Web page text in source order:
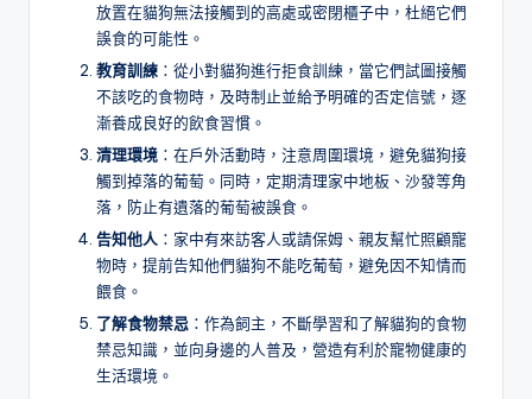
放置在貓狗無法接觸到的高處或密閉櫃子中，杜絕它們
誤食的可能性。
教育訓練 ：從小對貓狗進行拒食訓練，當它們試圖接觸
不該吃的食物時，及時制止並給予明確的否定信號，逐
漸養成良好的飲食習慣。
清理環境 ：在戶外活動時，注意周圍環境，避免貓狗接
觸到掉落的葡萄。同時，定期清理家中地板、沙發等角
落，防止有遺落的葡萄被誤食。
告知他人 ：家中有來訪客人或請保姆、親友幫忙照顧寵
物時，提前告知他們貓狗不能吃葡萄，避免因不知情而
餵食。
了解食物禁忌 ：作為飼主，不斷學習和了解貓狗的食物
禁忌知識，並向身邊的人普及，營造有利於寵物健康的
生活環境。